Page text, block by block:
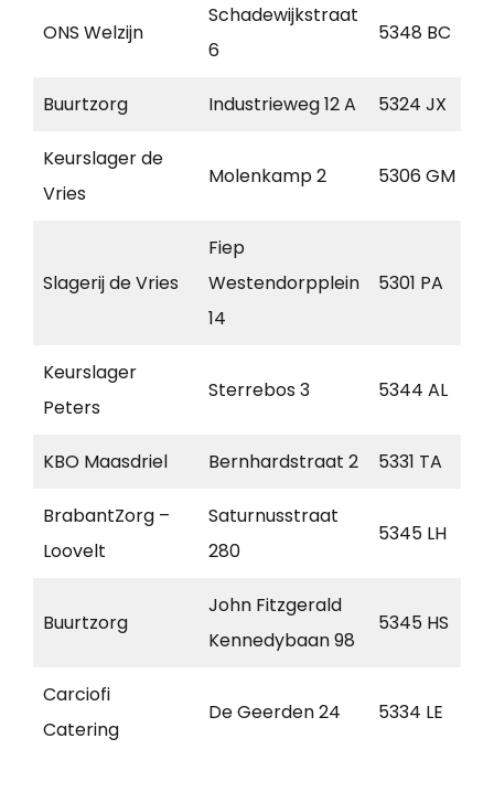
ONS Welzijn
Schadewijkstraat
6
5348 BC
Buurtzorg Industrieweg 12 A 5324 JX
Keurslager de
Vries
Molenkamp 2 5306 GM
Slagerij de Vries
Fiep
Westendorpplein
14
5301 PA
Keurslager
Peters
Sterrebos 3 5344 AL
KBO Maasdriel Bernhardstraat 2 5331 TA
BrabantZorg –
Loovelt
Saturnusstraat
280
5345 LH
Buurtzorg
John Fitzgerald
Kennedybaan 98
5345 HS
Carciofi
Catering
De Geerden 24 5334 LE